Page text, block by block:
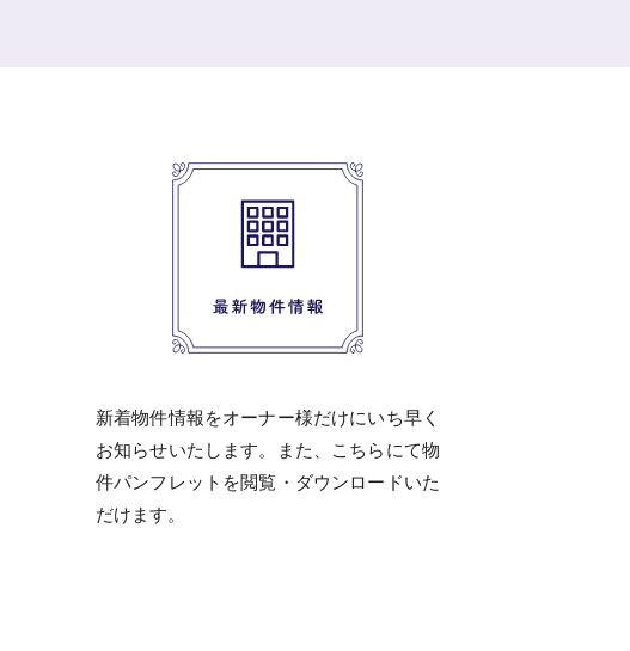
新着物件情報をオーナー様だけにいち早く
お知らせいたします。また、こちらにて物
件パンフレットを閲覧・ダウンロードいた
だけます。